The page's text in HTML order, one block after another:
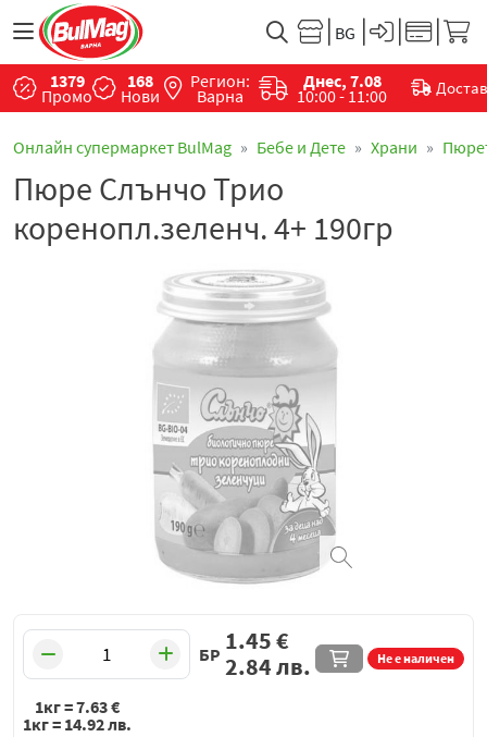
1379
Промо
168
Нови
Регион:
Варна
Днес, 7.08
10:00 - 11:00
Онлайн супермаркет BulMag Бебе и Дете Храни
Пюре Слънчо Трио
коренопл.зеленч. 4+ 190гр
БР Не е наличен
1.45€
2.84лв.
1кг =7.63€
1кг = 14.92лв.